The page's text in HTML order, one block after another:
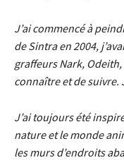
J’ai commencé à
de Sintra en 2004,
graffeurs Nark, Odeith,
connaître et de suivre.
J’ai toujours été
nature et le monde
les murs d’endroits